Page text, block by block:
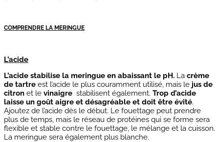
COMPRENDRE LA MERINGUE
L’acide
L’acide stabilise la meringue en abaissant le pH. La crème
de tartre est l’acide le plus couramment utilisé, mais le jus de
citron et le vinaigre stabilisent également. Trop d’acide
laisse un goût aigre et désagréable et doit être évité.
Ajoutez de l’acide dès le début. Le fouettage peut prendre
plus de temps, mais le réseau de protéines qui se forme sera
flexible et stable contre le fouettage, le mélange et la cuisson.
La meringue sera également plus blanche.